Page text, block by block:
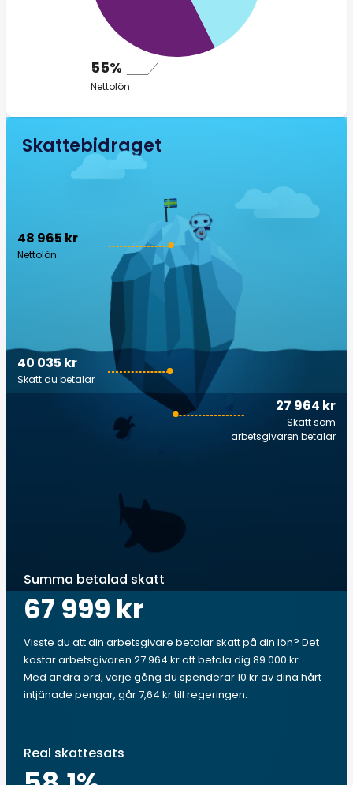
55%
Nettolön
Skattebidraget
48 965 kr
Nettolön
27 964 kr
Skatt som
arbetsgivaren betalar
40 035 kr
Skatt du betalar
Summa betalad skatt
67 999 kr
Visste du att din arbetsgivare betalar skatt på din lön? Det
kostar arbetsgivaren 27 964 kr att betala dig 89 000 kr.
Med andra ord, varje gång du spenderar 10 kr av dina hårt
intjänade pengar, går 7,64 kr till regeringen.
Real skattesats